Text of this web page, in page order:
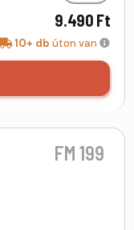
9.490 Ft
10+ db úton van
FM 199